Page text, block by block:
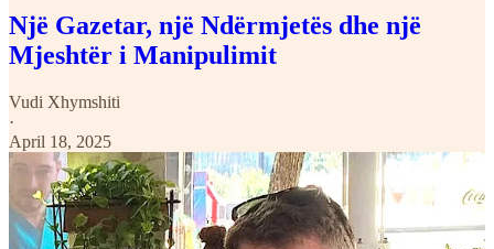
Një Gazetar, një Ndërmjetës dhe një
Mjeshtër i Manipulimit
Vudi Xhymshiti
·
April 18, 2025